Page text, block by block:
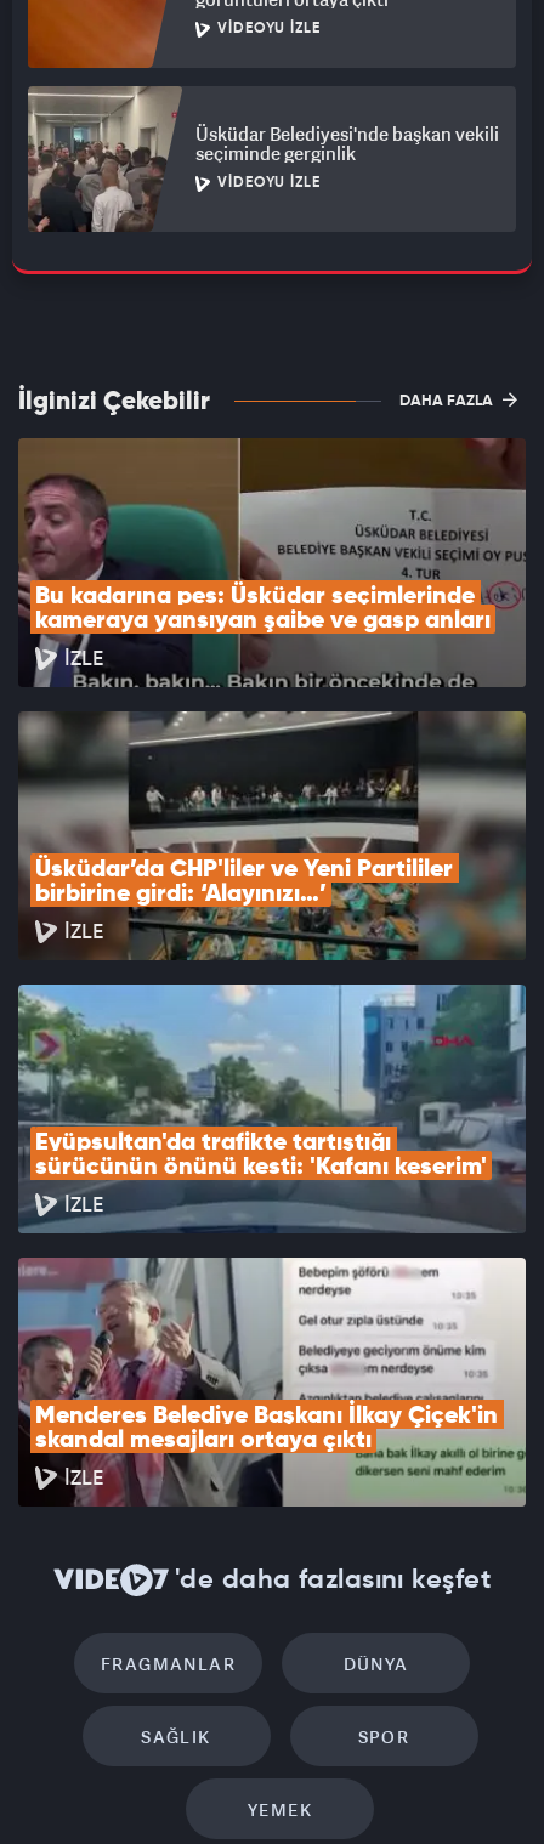
VIDEOYU İZLE
Üsküdar Belediyesi'nde başkan vekili
seçiminde gerginlik
VIDEOYU İZLE
İlginizi Çekebilir DAHA FAZLA
Bu kadarına pes: Üsküdar seçimlerinde
kameraya yansıyan şaibe ve gasp anları
İZLE
Üsküdar’da CHP'liler ve Yeni Partililer
birbirine girdi: ‘Alayınızı…’
İZLE
Eyüpsultan'da trafikte tartıştığı
sürücünün önünü kesti: 'Kafanı keserim'
İZLE
Menderes Belediye Başkanı İlkay Çiçek'in
skandal mesajları ortaya çıktı
İZLE
'de daha fazlasını keşfet
FRAGMANLAR DÜNYA
SAĞLIK SPOR
YEMEK